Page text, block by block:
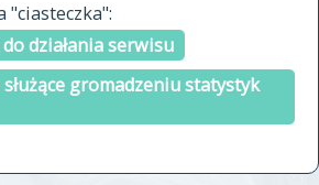
"ciasteczka":
działania serwisu
gromadzeniu statystyk
fronte
a tergo